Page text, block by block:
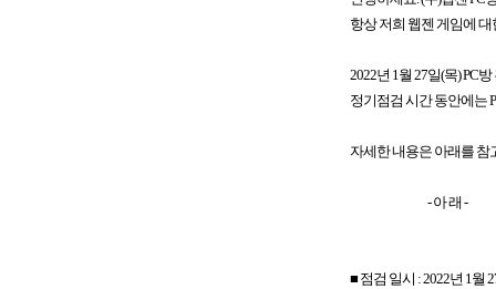
항상 저희 웹젠 게임에
2022년 1월 27일(목) PC
정기점검 시간 동안에는
자세한 내용은 아래를 참
- 아 래 -
■ 점검 일시 : 2022년 1월